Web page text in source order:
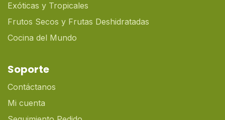
Exóticas y Tropicales
Frutos Secos y Frutas Deshidratadas
Cocina del Mundo
Soporte
Contáctanos
Mi cuenta